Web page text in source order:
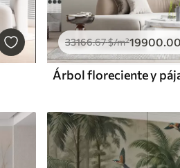
33166.67$/m²19900.00
Árbol floreciente y